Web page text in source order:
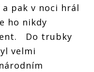
pak v noci hrál
ho nikdy
Do trubky
velmi